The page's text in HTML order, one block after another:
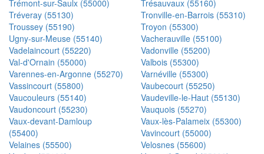
Trémont-sur-Saulx (55000)
Trésauvaux (55160)
Tréveray (55130)
Tronville-en-Barrois (55310)
Troussey (55190)
Troyon (55300)
Ugny-sur-Meuse (55140)
Vacherauville (55100)
Vadelaincourt (55220)
Vadonville (55200)
Val-d'Ornain (55000)
Valbois (55300)
Varennes-en-Argonne (55270)
Varnéville (55300)
Vassincourt (55800)
Vaubecourt (55250)
Vaucouleurs (55140)
Vaudeville-le-Haut (55130)
Vaudoncourt (55230)
Vauquois (55270)
Vaux-devant-Damloup
(55400)
Vaux-lès-Palameix (55300)
Vavincourt (55000)
Velaines (55500)
Velosnes (55600)